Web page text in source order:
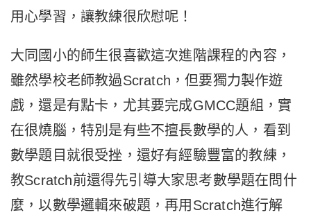
用心學習，讓教練很欣慰呢！
大同國小的師生很喜歡這次進階課程的內容，
雖然學校老師教過Scratch，但要獨力製作遊
戲，還是有點卡，尤其要完成GMCC題組，實
在很燒腦，特別是有些不擅長數學的人，看到
數學題目就很受挫，還好有經驗豐富的教練，
教Scratch前還得先引導大家思考數學題在問什
麼，以數學邏輯來破題，再用Scratch進行解